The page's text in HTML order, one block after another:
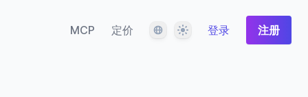
MCP 定价 语言 主题 登录 注册